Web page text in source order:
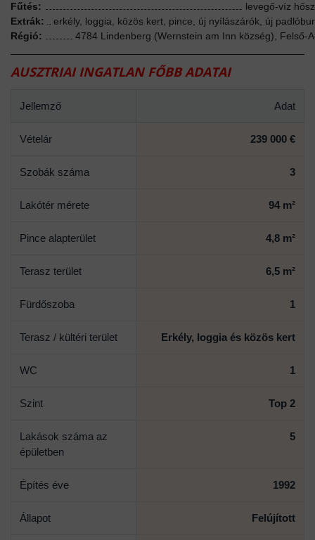
Fűtés:
levegő-víz
Extrák:
erkély, loggia, közös kert, pince, új nyílászárók, új
Régió:
4784 Lindenberg (Wernstein am Inn község), Felső-
AUSZTRIAI INGATLAN FŐBB ADATAI
Jellemző Adat
Vételár 239 000 €
Szobák száma 3
Lakótér mérete 94 m²
Pince alapterület 4,8 m²
Terasz terület 6,5 m²
Fürdőszoba 1
Terasz / kültéri terület Erkély, loggia és közös kert
WC 1
Szint Top 2
Lakások száma az
épületben
5
Építés éve 1992
Állapot Felújított